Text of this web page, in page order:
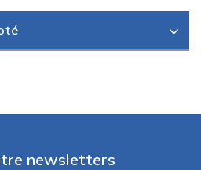
newsletters